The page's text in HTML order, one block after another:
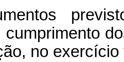
cumprimento
no